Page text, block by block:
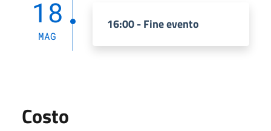
18
MAG
16:00 - Fine evento
Costo